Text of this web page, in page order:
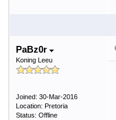
PaBz0r
Koning Leeu
Joined: 30-Mar-2016
Location: Pretoria
Status: Offline